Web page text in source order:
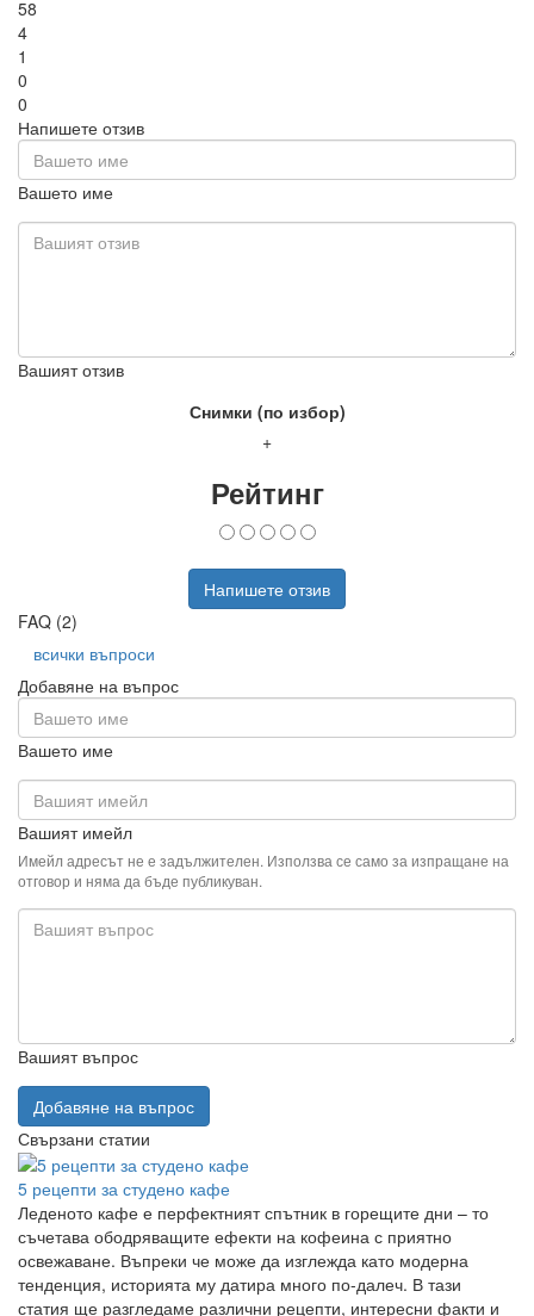
58
4
1
0
0
Напишете отзив
Вашето име
Вашият отзив
Снимки (по избор)
+
Рейтинг
Напишете отзив
FAQ (2)
всички въпроси
Добавяне на въпрос
Вашето име
Вашият имейл
Имейл адресът не е задължителен. Използва се само за изпращане на
отговор и няма да бъде публикуван.
Вашият въпрос
Добавяне на въпрос
Свързани статии
5 рецепти за студено кафе
Леденото кафе е перфектният спътник в горещите дни – то
съчетава ободряващите ефекти на кофеина с приятно
освежаване. Въпреки че може да изглежда като модерна
тенденция, историята му датира много по-далеч. В тази
статия ще разгледаме различни рецепти, интересни факти и